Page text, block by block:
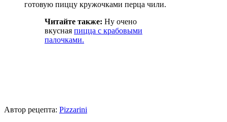
готовую пиццу кружочками перца чили.
Читайте также: Ну очено
вкусная пицца с крабовыми
палочками.
Автор рецепта: Pizzarini